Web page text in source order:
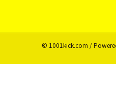
© 1001kick.com /